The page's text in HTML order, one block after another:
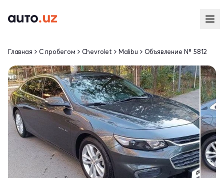
Главная С пробегом Chevrolet Malibu Объявление № 5812